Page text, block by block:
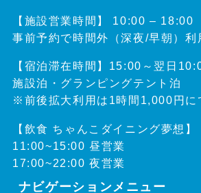
【施設営業時間】 10:00 – 18:00
事前予約で時間外（深夜/早朝）利
【宿泊滞在時間】15:00～翌日
施設泊・グランピングテント泊
※前後拡大利用は1時間1,000円に
【飲食 ちゃんこダイニング夢想】
11:00~15:00 昼営業
17:00~22:00 夜営業
ナビゲーションメニュー